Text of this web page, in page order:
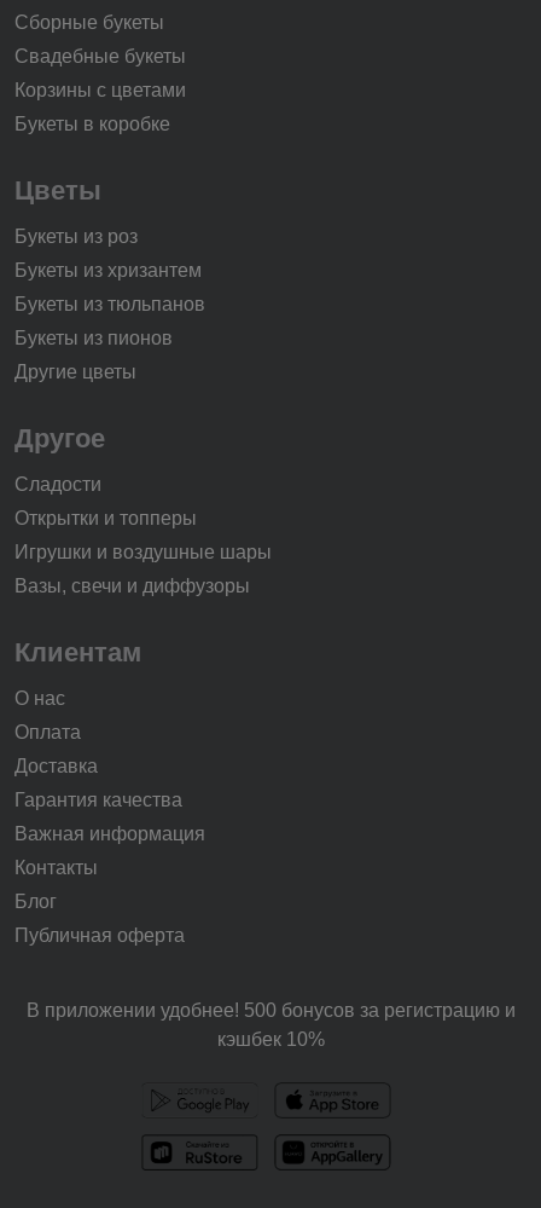
Сборные букеты
Свадебные букеты
Корзины с цветами
Букеты в коробке
Цветы
Букеты из роз
Букеты из хризантем
Букеты из тюльпанов
Букеты из пионов
Другие цветы
Другое
Сладости
Открытки и топперы
Игрушки и воздушные шары
Вазы, свечи и диффузоры
Клиентам
О нас
Оплата
Доставка
Гарантия качества
Важная информация
Контакты
Блог
Публичная оферта
В приложении удобнее! 500 бонусов за регистрацию и
кэшбек 10%